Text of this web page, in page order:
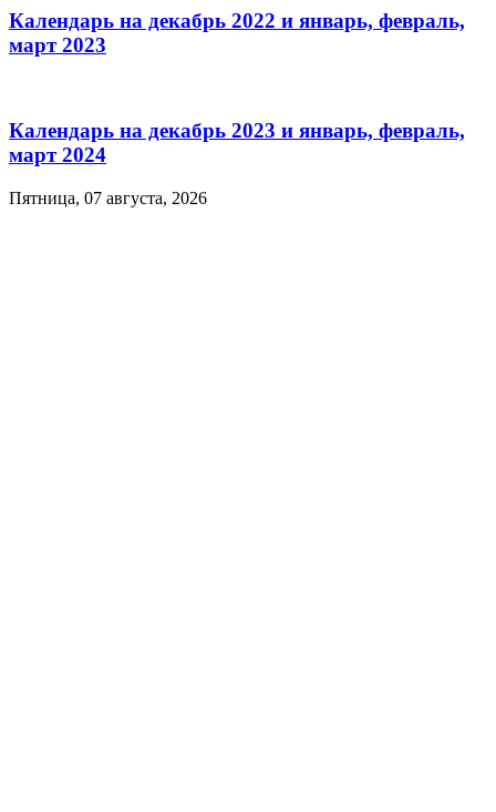
Календарь на декабрь 2022 и январь, февраль,
март 2023
Календарь на декабрь 2023 и январь, февраль,
март 2024
Пятница, 07 августа, 2026